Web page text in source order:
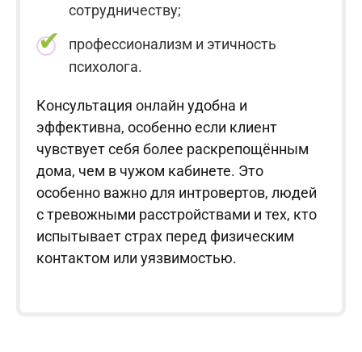
сотрудничеству;
профессионализм и этичность
психолога.
Консультация онлайн удобна и
эффективна, особенно если клиент
чувствует себя более раскрепощённым
дома, чем в чужом кабинете. Это
особенно важно для интровертов, людей
с тревожными расстройствами и тех, кто
испытывает страх перед физическим
контактом или уязвимостью.